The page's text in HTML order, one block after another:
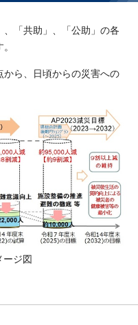
「共助」、「公助」の各
ら、日頃からの災害への
ジ図